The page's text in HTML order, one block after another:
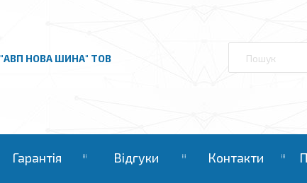
"АВП НОВА ШИНА" ТОВ
Гарантія Відгуки Контакти